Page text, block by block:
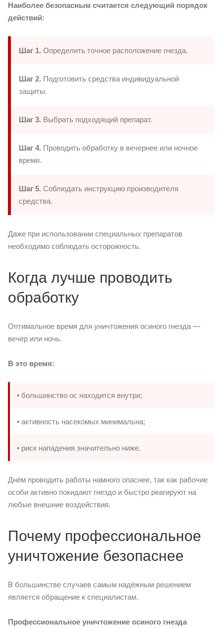
Наиболее безопасным считается следующий порядок
действий:
Шаг 1. Определить точное расположение гнезда.
Шаг 2. Подготовить средства индивидуальной
защиты.
Шаг 3. Выбрать подходящий препарат.
Шаг 4. Проводить обработку в вечернее или ночное
время.
Шаг 5. Соблюдать инструкцию производителя
средства.
Даже при использовании специальных препаратов
необходимо соблюдать осторожность.
Когда лучше проводить
обработку
Оптимальное время для уничтожения осиного гнезда —
вечер или ночь.
В это время:
• большинство ос находится внутри;
• активность насекомых минимальна;
• риск нападения значительно ниже.
Днём проводить работы намного опаснее, так как рабочие
особи активно покидают гнездо и быстро реагируют на
любые внешние воздействия.
Почему профессиональное
уничтожение безопаснее
В большинстве случаев самым надёжным решением
является обращение к специалистам.
Профессиональное уничтожение осиного гнезда